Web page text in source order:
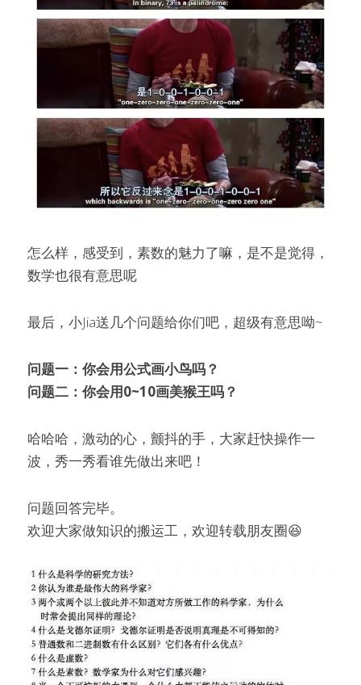
怎么样，感受到，素数的魅力了嘛，是不是觉得，
数学也很有意思呢
最后，小Jia送几个问题给你们吧，超级有意思呦~
问题一：你会用公式画小鸟吗？
问题二：你会用0~10画美猴王吗？
哈哈哈，激动的心，颤抖的手，大家赶快操作一
波，秀一秀看谁先做出来吧！
问题回答完毕。
欢迎大家做知识的搬运工，欢迎转载朋友圈😆